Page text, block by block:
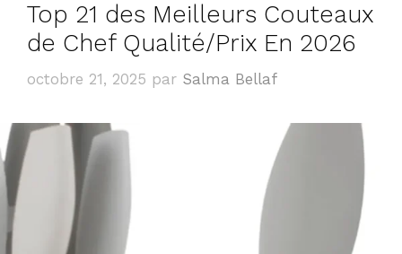
Top 21 des Meilleurs Couteaux
de Chef Qualité/Prix En 2026
octobre 21, 2025 par Salma Bellaf